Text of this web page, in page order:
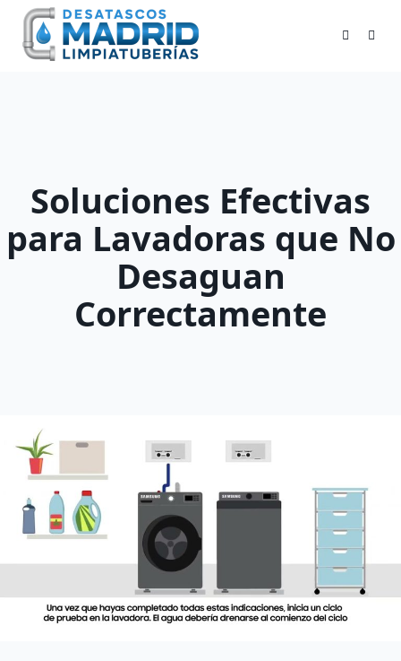
Skip
content
Soluciones Efectivas
para Lavadoras que No
Desaguan
Correctamente